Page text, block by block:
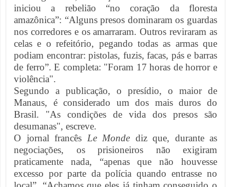
iniciou a rebelião “no coração da floresta
amazônica”: “Alguns presos dominaram os guardas
nos corredores e os amarraram. Outros reviraram as
celas e o refeitório, pegando todas as armas que
podiam encontrar: pistolas, fuzis, facas, pás e barras
de ferro”. E completa: "Foram 17 horas de horror e
violência".
Segundo a publicação, o presídio, o maior de
Manaus, é considerado um dos mais duros do
Brasil. "As condições de vida dos presos são
desumanas", escreve.
O jornal francês Le Monde diz que, durante as
negociações, os prisioneiros não exigiram
praticamente nada, “apenas que não houvesse
excesso por parte da polícia quando entrasse no